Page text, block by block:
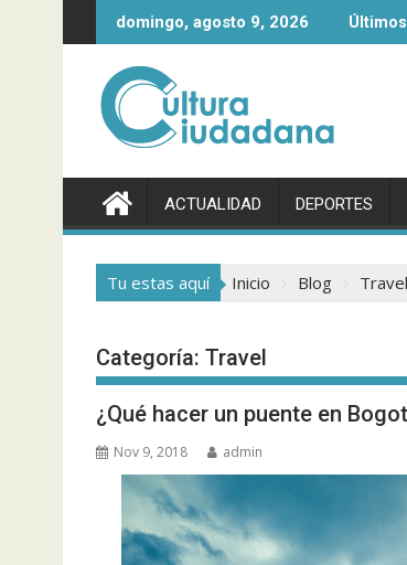
al
contenido
domingo, agosto 9, 2026
Egan Bernal, así es el primer
ACTUALIDAD DEPORTES
Tu estas aquí Inicio Blog Travel
Categoría: Travel
¿Qué hacer un puente en
Nov 9, 2018 admin